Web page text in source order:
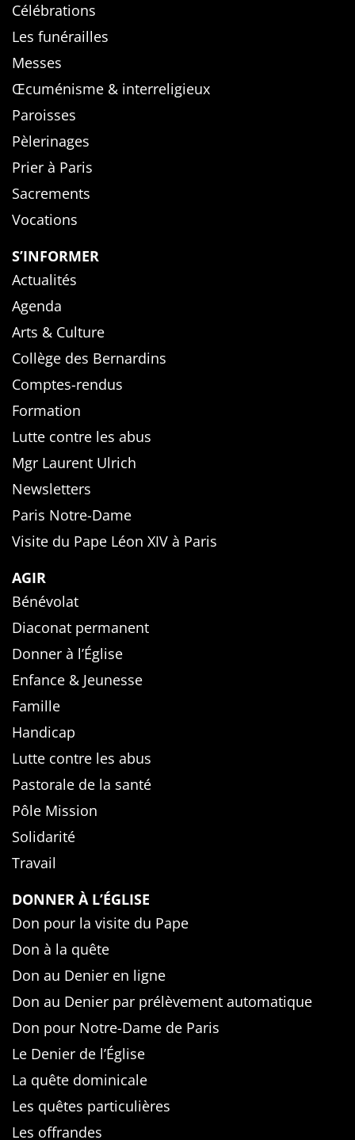
Célébrations
Les funérailles
Messes
Œcuménisme & interreligieux
Paroisses
Pèlerinages
Prier à Paris
Sacrements
Vocations
S’INFORMER
Actualités
Agenda
Arts & Culture
Collège des Bernardins
Comptes-rendus
Formation
Lutte contre les abus
Mgr Laurent Ulrich
Newsletters
Paris Notre-Dame
Visite du Pape Léon XIV à Paris
AGIR
Bénévolat
Diaconat permanent
Donner à l’Église
Enfance & Jeunesse
Famille
Handicap
Lutte contre les abus
Pastorale de la santé
Pôle Mission
Solidarité
Travail
DONNER À L’ÉGLISE
Don pour la visite du Pape
Don à la quête
Don au Denier en ligne
Don au Denier par prélèvement automatique
Don pour Notre-Dame de Paris
Le Denier de l’Église
La quête dominicale
Les quêtes particulières
Les offrandes